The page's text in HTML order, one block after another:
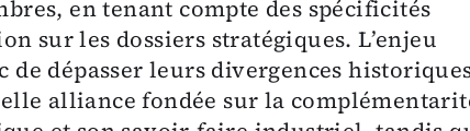
en tenant compte des spécificités
sur les dossiers stratégiques. L’enjeu
dépasser leurs divergences
alliance fondée sur la